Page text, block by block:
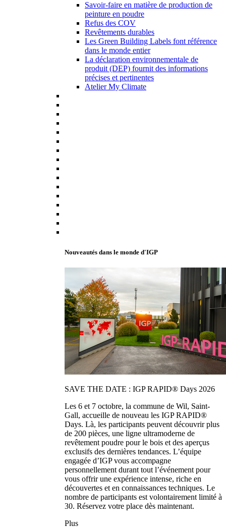
Savoir-faire en matière de production de
peinture en poudre
Refus des COV
Revêtements durables
Les Green Building Labels font référence
dans le monde entier
La déclaration environnementale de
produit (DEP) fournit des informations
précises et pertinentes
Atelier My Climate
Nouveautés dans le monde d'IGP
SAVE THE DATE : IGP RAPID® Days 2026
Les 6 et 7 octobre, la commune de Wil, Saint-
Gall, accueille de nouveau les IGP RAPID®
Days. Là, les participants peuvent découvrir plus
de 200 pièces, une ligne ultramoderne de
revêtement poudre pour le bois et des aperçus
exclusifs des dernières tendances. L’équipe
engagée d’IGP vous accompagne
personnellement durant tout l’événement pour
vous offrir une expérience intense, riche en
découvertes et en connaissances techniques. Le
nombre de participants est volontairement limité à
30. Réservez votre place dès maintenant.
Plus